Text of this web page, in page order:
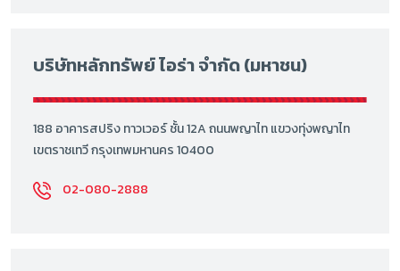
บริษัทหลักทรัพย์ ไอร่า จำกัด (มหาชน)
188 อาคารสปริง ทาวเวอร์ ชั้น 12A ถนนพญาไท แขวงทุ่งพญาไท
เขตราชเทวี กรุงเทพมหานคร 10400
02-080-2888